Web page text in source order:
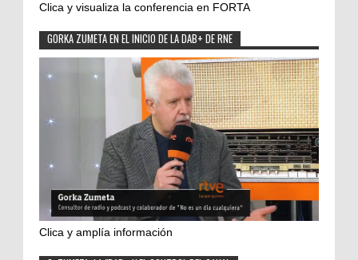
Clica y visualiza la conferencia en FORTA
GORKA ZUMETA EN EL INICIO DE LA DAB+ DE RNE
Clica y amplía información